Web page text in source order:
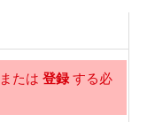
または 登録する必